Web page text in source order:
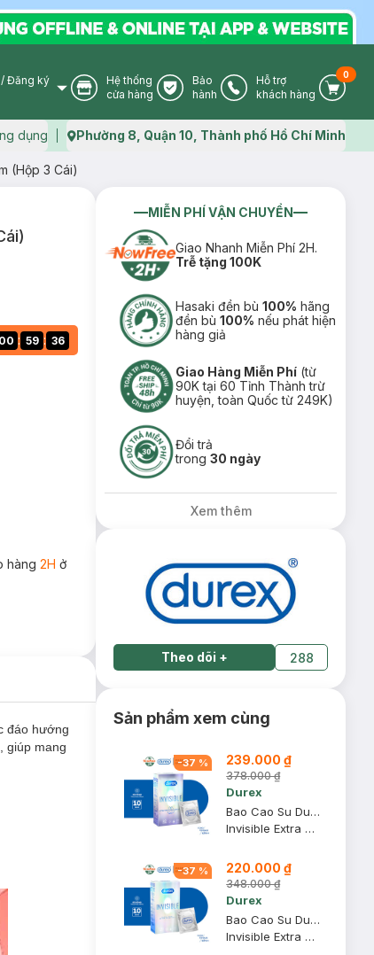
Icon
/ Đăng ký
Store Icon
Hệ thống
cửa hàng
Warranty Icon
Bảo
hành
Phone Icon
Hỗ trợ
khách hàng
Cart
0
dụng Map icon
Phường 8, Quận 10, Thành phố Hồ Chí Minh
(Hộp 3 Cái)
00 : 59 : 36
hàng 2H ở
đáo hướng
giúp mang
MIỄN PHÍ VẬN CHUYỂN
Giao Nhanh Miễn Phí 2H.
Trễ tặng 100K
Hasaki đền bù100% hãng
đền bù100% nếu phát hiện
hàng giả
Giao Hàng Miễn Phí (từ
90K tại 60 Tỉnh Thành trừ
huyện, toàn Quốc từ 249K)
Đổi trả
trong30 ngày
Xem thêm
Theo dõi + 288
Sản phẩm xem cùng
-37 % 239.000 ₫
378.000 ₫
Durex
Bao Cao Su Durex Siêu Mỏng Bôi Trơn Size 52mm (Hộp 10)
Invisible Extra Thin Extra Lubricated
-37 % 220.000 ₫
348.000 ₫
Durex
Bao Cao Su Durex Invisible Siêu Mỏng Size 52mm (Hộp 10)
Invisible Extra Thin Extra Sensitive